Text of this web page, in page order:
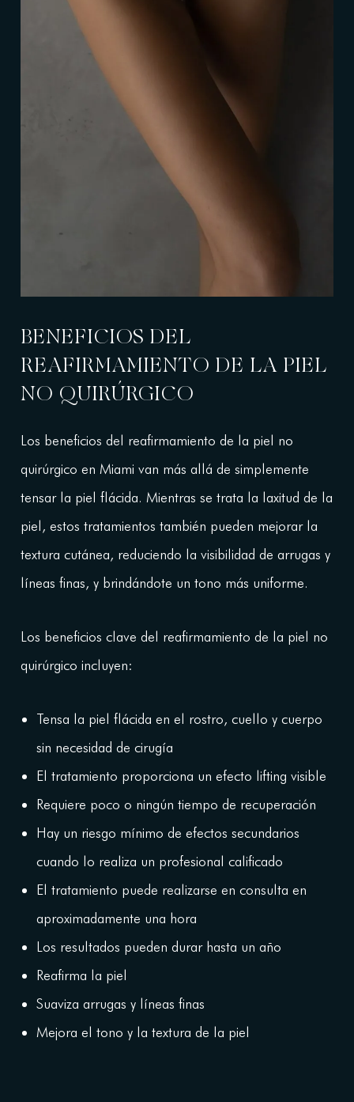
BENEFICIOS DEL
REAFIRMAMIENTO DE LA PIEL
NO QUIRÚRGICO
Los beneficios del reafirmamiento de la piel no
quirúrgico en Miami van más allá de simplemente
tensar la piel flácida. Mientras se trata la laxitud de la
piel, estos tratamientos también pueden mejorar la
textura cutánea, reduciendo la visibilidad de arrugas y
líneas finas, y brindándote un tono más uniforme.
Los beneficios clave del reafirmamiento de la piel no
quirúrgico incluyen:
Tensa la piel flácida en el rostro, cuello y cuerpo
sin necesidad de cirugía
El tratamiento proporciona un efecto lifting visible
Requiere poco o ningún tiempo de recuperación
Hay un riesgo mínimo de efectos secundarios
cuando lo realiza un profesional calificado
El tratamiento puede realizarse en consulta en
aproximadamente una hora
Los resultados pueden durar hasta un año
Reafirma la piel
Suaviza arrugas y líneas finas
Mejora el tono y la textura de la piel